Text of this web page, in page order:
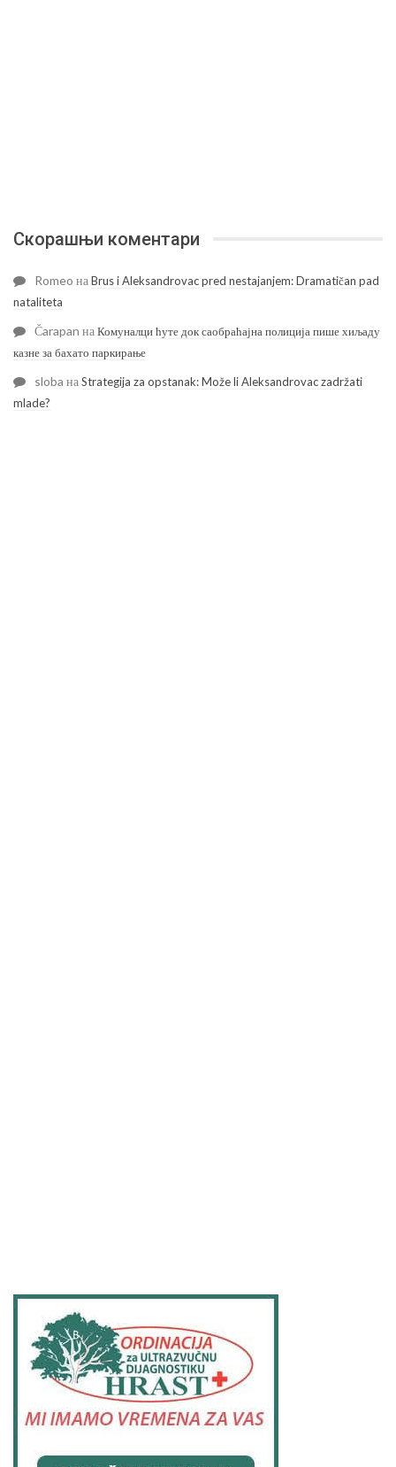
Скорашњи коментари
Romeo наBrus i Aleksandrovac pred nestajanjem: Dramatičan pad
nataliteta
Čarapan наКомуналци ћуте док саобраћајна полиција пише хиљаду
казне за бахато паркирање
sloba наStrategija za opstanak: Može li Aleksandrovac zadržati
mlade?